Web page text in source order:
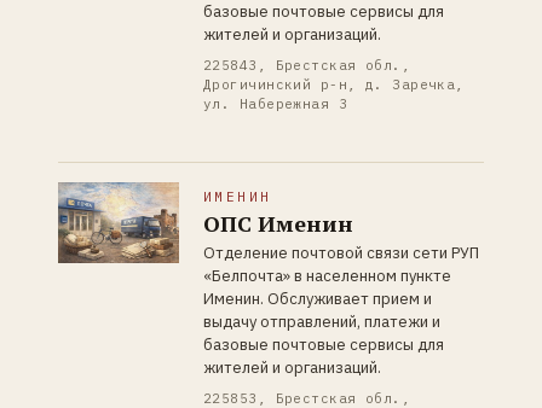
базовые почтовые сервисы для
жителей и организаций.
225843, Брестская обл.,
Дрогичинский р-н, д. Заречка,
ул. Набережная 3
ИМЕНИН
ОПС Именин
Отделение почтовой связи сети РУП
«Белпочта» в населенном пункте
Именин. Обслуживает прием и
выдачу отправлений, платежи и
базовые почтовые сервисы для
жителей и организаций.
225853, Брестская обл.,